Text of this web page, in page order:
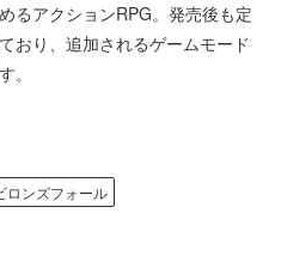
るアクションRPG。発売後も定
おり、追加されるゲームモード
。
ロンズフォール